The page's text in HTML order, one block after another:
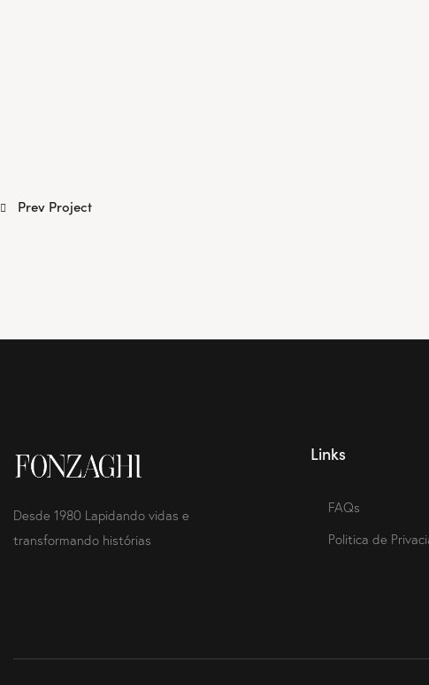
Prev Project
Desde 1980 Lapidando vidas e
transformando histórias
Links
FAQs
Politica de